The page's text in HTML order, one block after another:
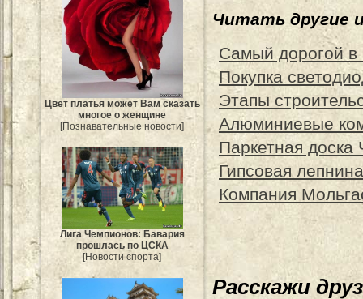
Цвет платья может Вам сказать
многое о женщине
[Познавательные новости]
Лига Чемпионов: Бавария
прошлась по ЦСКА
[Новости спорта]
Читать другие
Самый дорогой
Покупка
Этапы
Алюминиевые
Паркетная
Гипсовая
Компания
Расскажи